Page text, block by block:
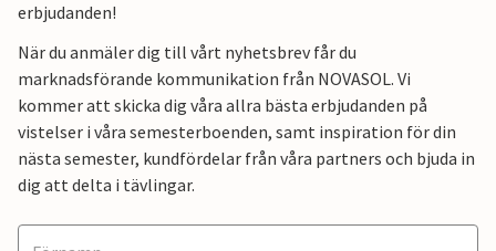
erbjudanden!
När du anmäler dig till vårt nyhetsbrev får du
marknadsförande kommunikation från NOVASOL. Vi
kommer att skicka dig våra allra bästa erbjudanden på
vistelser i våra semesterboenden, samt inspiration för din
nästa semester, kundfördelar från våra partners och bjuda in
dig att delta i tävlingar.